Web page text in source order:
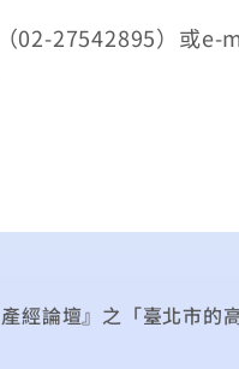
02-27542895）或e-